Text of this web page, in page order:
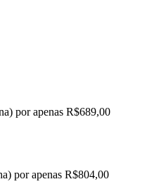
por apenas R$689,00
por apenas R$804,00